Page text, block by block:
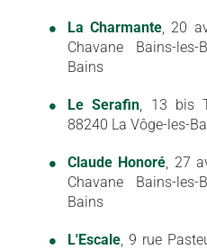
La Charmante, 20
Chavane Bains-
Bains
Le Serafin, 13 bis
88240 La Vôge-les-
Claude Honoré, 27
Chavane Bains-
Bains
L'Escale, 9 rue